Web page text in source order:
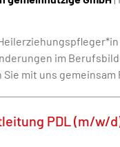
im
mit uns gemeinsam
PDL (m/w/